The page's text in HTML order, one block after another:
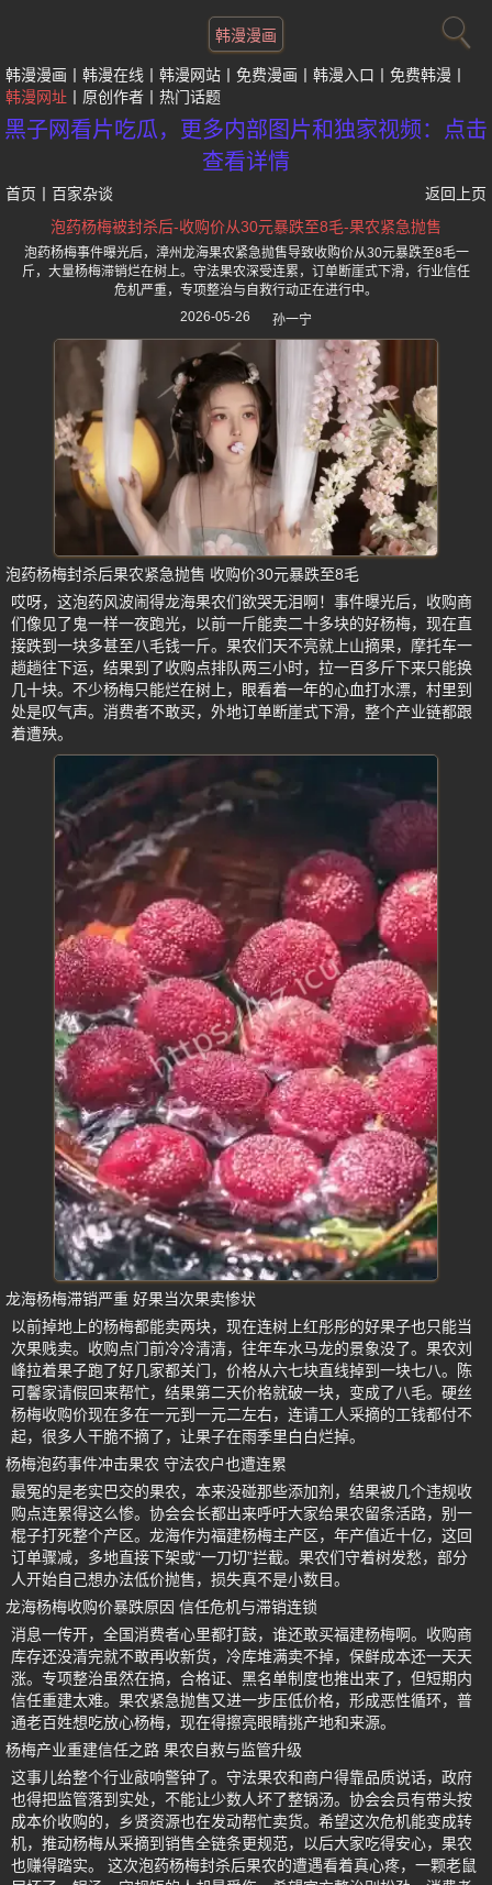
韩漫漫画
韩漫漫画 韩漫在线 韩漫网站 免费漫画 韩漫入口
免费韩漫
韩漫网址
原创作者 热门话题
黑子网看片吃瓜，更多内部图片和独家视频：点击
查看详情
首页 百家杂谈
返回上页
泡药杨梅被封杀后-收购价从30元暴跌至8毛-果农紧急抛售
泡药杨梅事件曝光后，漳州龙海果农紧急抛售导致收购价从30元暴跌至8毛一
斤，大量杨梅滞销烂在树上。守法果农深受连累，订单断崖式下滑，行业信任
危机严重，专项整治与自救行动正在进行中。
2026-05-26
孙一宁
泡药杨梅封杀后果农紧急抛售 收购价30元暴跌至8毛
哎呀，这泡药风波闹得龙海果农们欲哭无泪啊！事件曝光后，收购商
们像见了鬼一样一夜跑光，以前一斤能卖二十多块的好杨梅，现在直
接跌到一块多甚至八毛钱一斤。果农们天不亮就上山摘果，摩托车一
趟趟往下运，结果到了收购点排队两三小时，拉一百多斤下来只能换
几十块。不少杨梅只能烂在树上，眼看着一年的心血打水漂，村里到
处是叹气声。消费者不敢买，外地订单断崖式下滑，整个产业链都跟
着遭殃。
龙海杨梅滞销严重 好果当次果卖惨状
以前掉地上的杨梅都能卖两块，现在连树上红彤彤的好果子也只能当
次果贱卖。收购点门前冷冷清清，往年车水马龙的景象没了。果农刘
峰拉着果子跑了好几家都关门，价格从六七块直线掉到一块七八。陈
可馨家请假回来帮忙，结果第二天价格就破一块，变成了八毛。硬丝
杨梅收购价现在多在一元到一元二左右，连请工人采摘的工钱都付不
起，很多人干脆不摘了，让果子在雨季里白白烂掉。
杨梅泡药事件冲击果农 守法农户也遭连累
最冤的是老实巴交的果农，本来没碰那些添加剂，结果被几个违规收
购点连累得这么惨。协会会长都出来呼吁大家给果农留条活路，别一
棍子打死整个产区。龙海作为福建杨梅主产区，年产值近十亿，这回
订单骤减，多地直接下架或“一刀切”拦截。果农们守着树发愁，部分
人开始自己想办法低价抛售，损失真不是小数目。
龙海杨梅收购价暴跌原因 信任危机与滞销连锁
消息一传开，全国消费者心里都打鼓，谁还敢买福建杨梅啊。收购商
库存还没清完就不敢再收新货，冷库堆满卖不掉，保鲜成本还一天天
涨。专项整治虽然在搞，合格证、黑名单制度也推出来了，但短期内
信任重建太难。果农紧急抛售又进一步压低价格，形成恶性循环，普
通老百姓想吃放心杨梅，现在得擦亮眼睛挑产地和来源。
杨梅产业重建信任之路 果农自救与监管升级
这事儿给整个行业敲响警钟了。守法果农和商户得靠品质说话，政府
也得把监管落到实处，不能让少数人坏了整锅汤。协会会员有带头按
成本价收购的，乡贤资源也在发动帮忙卖货。希望这次危机能变成转
机，推动杨梅从采摘到销售全链条更规范，以后大家吃得安心，果农
也赚得踏实。 这次泡药杨梅封杀后果农的遭遇看着真心疼，一颗老鼠